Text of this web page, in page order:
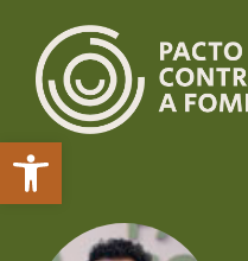
Abrir a barra